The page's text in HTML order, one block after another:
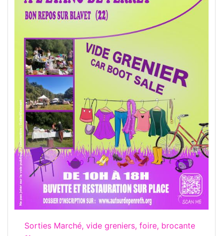
Sorties Marché, vide greniers, foire, brocante